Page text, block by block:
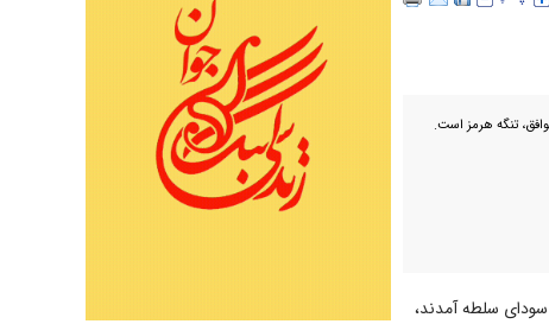
⁧‫تنگه هرمز‬⁩ است.
سلطه آمدند،